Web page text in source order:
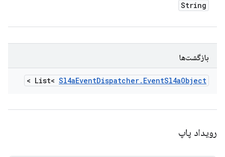
String
بازگشت‌ها
List< Sl4aEventDispatcher. EventSl4aObject
>
رویداد پاپ